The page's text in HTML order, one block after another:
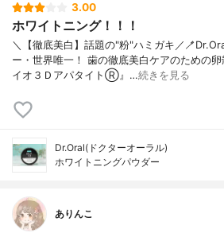
3.00
ホワイトニング！！！
＼【徹底美白】話題の"粉"ハミガキ／
ー・世界唯一！ 歯の徹底美白ケアのための
イオ３ＤアパタイトⓇ』…続きを見る
Dr.Oral(ドクターオーラル)
ホワイトニングパウダー
ありんこ